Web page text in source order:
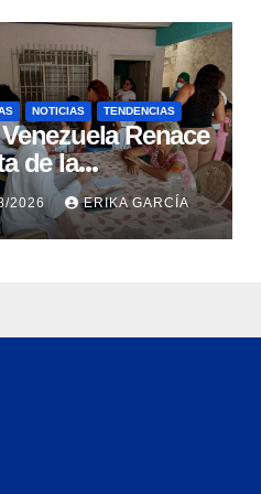
NOTICIAS TENDENCIAS
Renace
de la
atención
integral en
2026 ERIKA GARCÍA